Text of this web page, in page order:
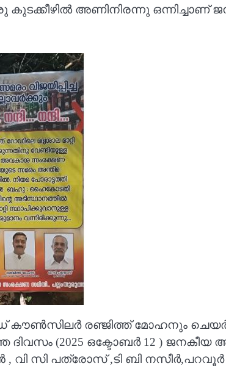
അണിനിരന്നു ഒന്നിച്ചാണ്
രഞ്ജിത്ത് മോഹനും
(2025 ഒക്ടോബർ 12 ) ജനകീയ
, വി സി പത്രോസ് ,ടി ബി